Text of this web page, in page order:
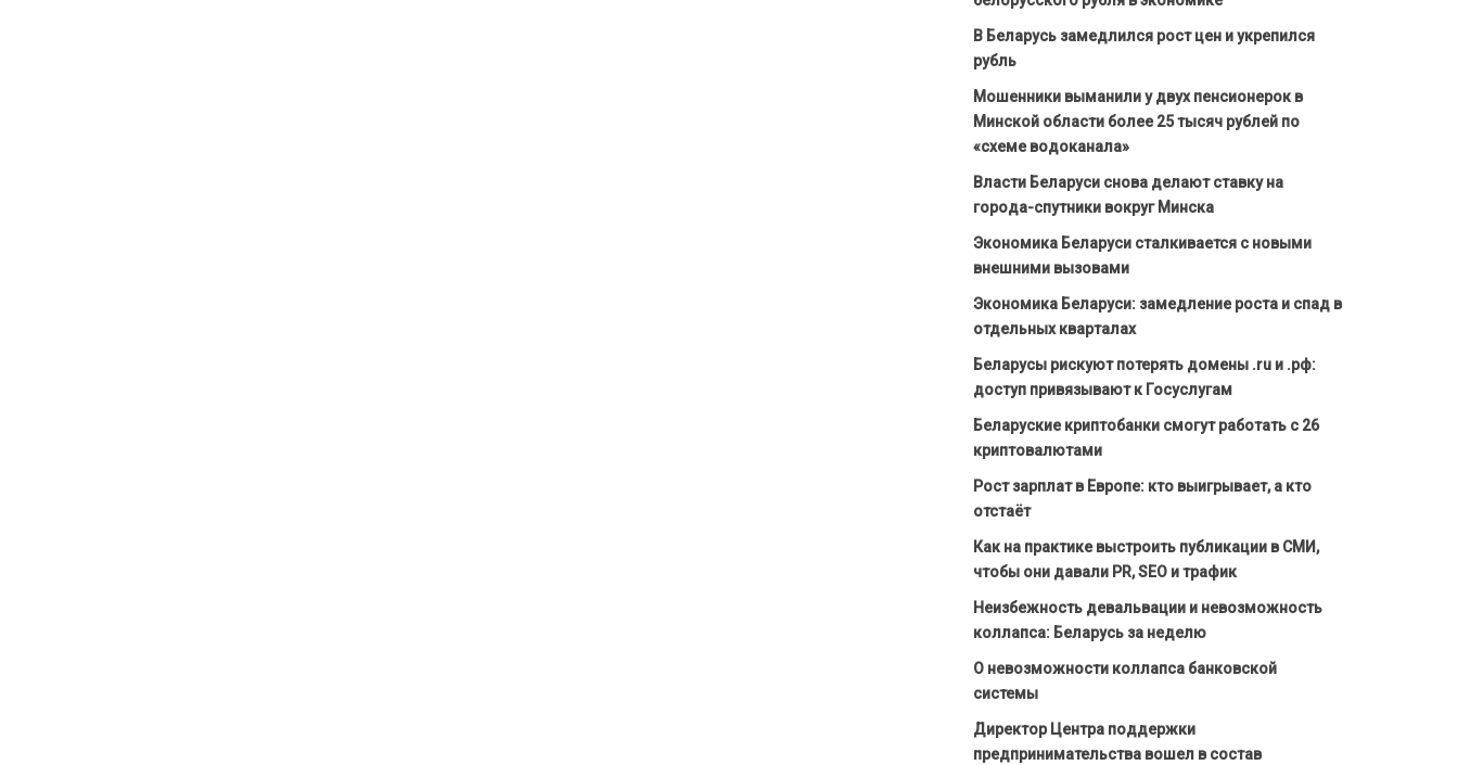
В Беларусь замедлился рост цен и укрепился
рубль
Мошенники выманили у двух пенсионерок в
Минской области более 25 тысяч рублей по
«схеме водоканала»
Власти Беларуси снова делают ставку на
города-спутники вокруг Минска
Экономика Беларуси сталкивается с новыми
внешними вызовами
Экономика Беларуси: замедление роста и спад в
отдельных кварталах
Беларусы рискуют потерять домены .ru и .рф:
доступ привязывают к Госуслугам
Беларуские криптобанки смогут работать с 26
криптовалютами
Рост зарплат в Европе: кто выигрывает, а кто
отстаёт
Как на практике выстроить публикации в СМИ,
чтобы они давали PR, SEO и трафик
Неизбежность девальвации и невозможность
коллапса: Беларусь за неделю
О невозможности коллапса банковской
системы
Директор Центра поддержки
предпринимательства вошел в состав